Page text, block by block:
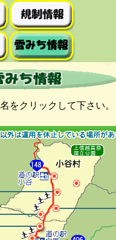
をクリックして下さい。